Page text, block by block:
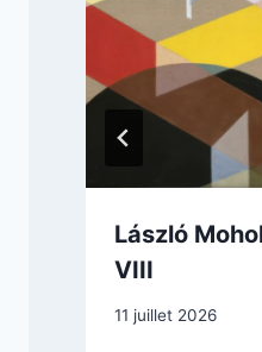
László
VIII
11 juillet 2026